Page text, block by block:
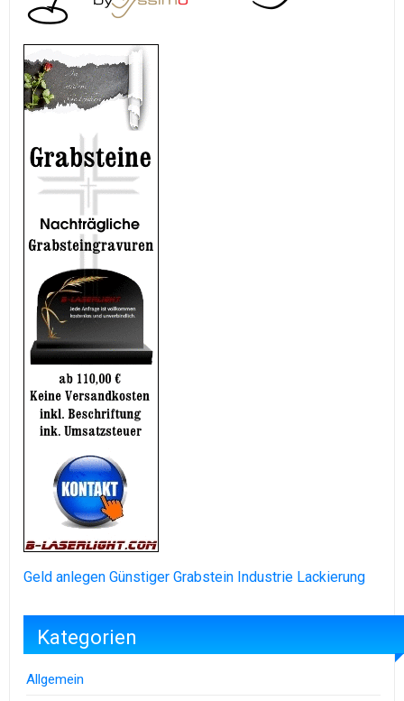
Geld anlegen Günstiger Grabstein Industrie Lackierung
Kategorien
Allgemein